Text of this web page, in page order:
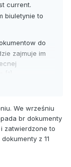
current.
biuletynie to
do
zajmuje im
collect-and-
6-submit-
We wrześniu
br dokumenty
zatwierdzone to
z 11